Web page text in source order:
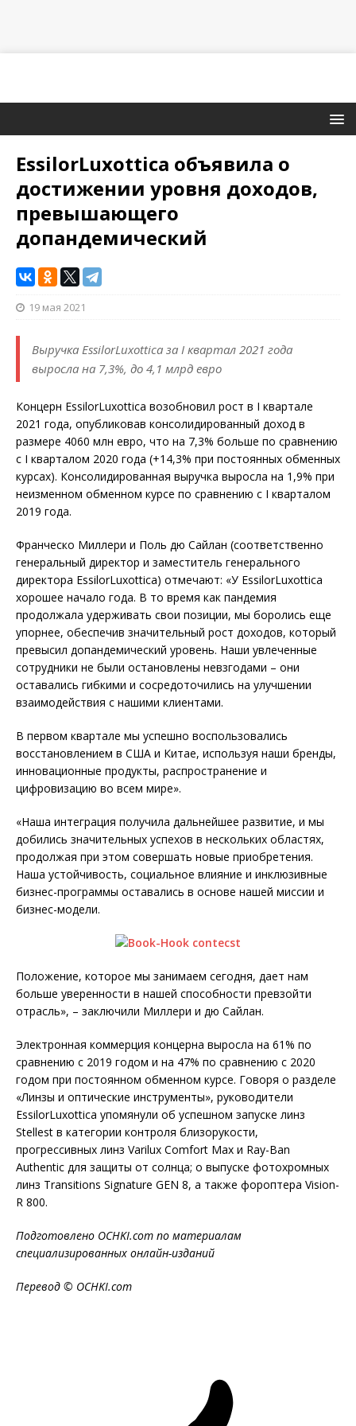
EssilorLuxottica объявила о
достижении уровня доходов,
превышающего
допандемический
19 мая 2021
Выручка EssilorLuxottica за I квартал 2021 года
выросла на 7,3%, до 4,1 млрд евро
Концерн EssilorLuxottica возобновил рост в I квартале
2021 года, опубликовав консолидированный доход в
размере 4060 млн евро, что на 7,3% больше по сравнению
с I кварталом 2020 года (+14,3% при постоянных обменных
курсах). Консолидированная выручка выросла на 1,9% при
неизменном обменном курсе по сравнению с I кварталом
2019 года.
Франческо Миллери и Поль дю Сайлан (соответственно
генеральный директор и заместитель генерального
директора EssilorLuxottica) отмечают: «У EssilorLuxottica
хорошее начало года. В то время как пандемия
продолжала удерживать свои позиции, мы боролись еще
упорнее, обеспечив значительный рост доходов, который
превысил допандемический уровень. Наши увлеченные
сотрудники не были остановлены невзгодами – они
оставались гибкими и сосредоточились на улучшении
взаимодействия с нашими клиентами.
В первом квартале мы успешно воспользовались
восстановлением в США и Китае, используя наши бренды,
инновационные продукты, распространение и
цифровизацию во всем мире».
«Наша интеграция получила дальнейшее развитие, и мы
добились значительных успехов в нескольких областях,
продолжая при этом совершать новые приобретения.
Наша устойчивость, социальное влияние и инклюзивные
бизнес-программы оставались в основе нашей миссии и
бизнес-модели.
Положение, которое мы занимаем сегодня, дает нам
больше уверенности в нашей способности превзойти
отрасль», – заключили Миллери и дю Сайлан.
Электронная коммерция концерна выросла на 61% по
сравнению с 2019 годом и на 47% по сравнению с 2020
годом при постоянном обменном курсе. Говоря о разделе
«Линзы и оптические инструменты», руководители
EssilorLuxottica упомянули об успешном запуске линз
Stellest в категории контроля близорукости,
прогрессивных линз Varilux Comfort Max и Ray-Ban
Authentic для защиты от солнца; о выпуске фотохромных
линз Transitions Signature GEN 8, а также фороптера Vision-
R 800.
Подготовлено OCHKI.com по материалам
специализированных онлайн-изданий
Перевод © OCHKI.com